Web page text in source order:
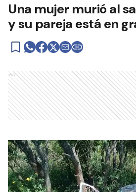
Una mujer murió al
y su pareja está en
Ads